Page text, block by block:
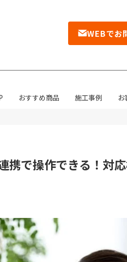
WEBでお
おすすめ商品 施工事例 お
携で操作できる！対